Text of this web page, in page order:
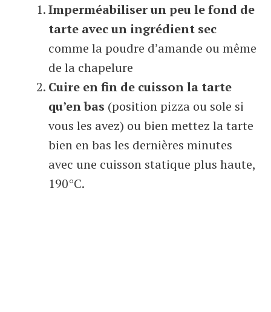
Imperméabiliser un peu le fond de
tarte avec un ingrédient sec
comme la poudre d’amande ou même
de la chapelure
Cuire en fin de cuisson la tarte
qu’en bas (position pizza ou sole si
vous les avez) ou bien mettez la tarte
bien en bas les dernières minutes
avec une cuisson statique plus haute,
190°C.